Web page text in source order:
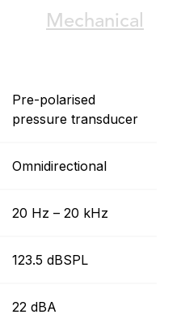
Mechanical
Pre-polarised
pressure transducer
Omnidirectional
20 Hz – 20 kHz
123.5 dBSPL
22 dBA